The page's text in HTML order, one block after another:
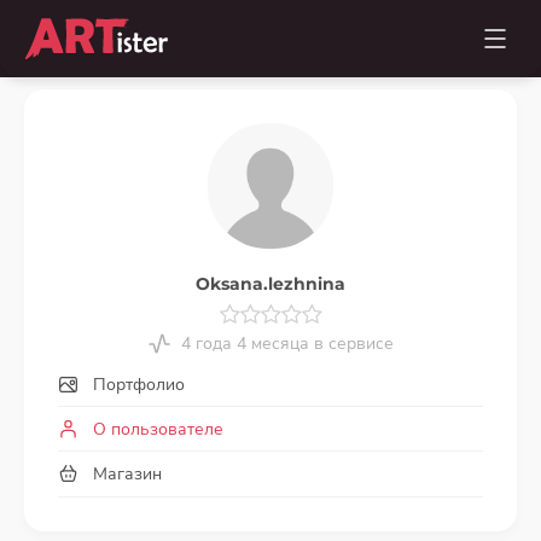
Oksana.lezhnina
4 года 4 месяца в сервисе
Портфолио
О пользователе
Магазин